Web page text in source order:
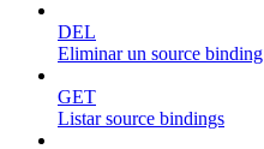
DEL
Eliminar un source binding
GET
Listar source bindings